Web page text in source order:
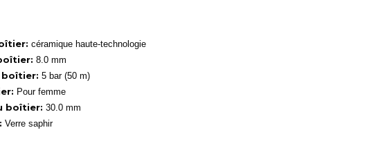
céramique haute-technologie
8.0 mm
boîtier: 5 bar (50 m)
Pour femme
boîtier: 30.0 mm
Verre saphir